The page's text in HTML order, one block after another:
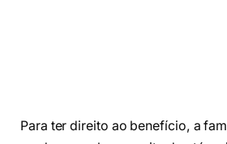
Para ter direito ao benefício, a